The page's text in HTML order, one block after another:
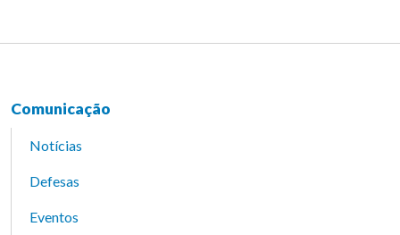
Comunicação
Notícias
Defesas
Eventos